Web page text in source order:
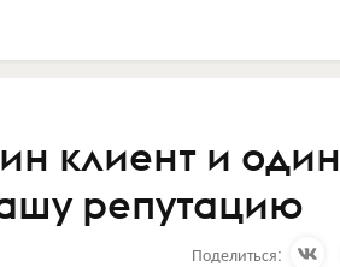
клиент и один
репутацию
Поделиться: